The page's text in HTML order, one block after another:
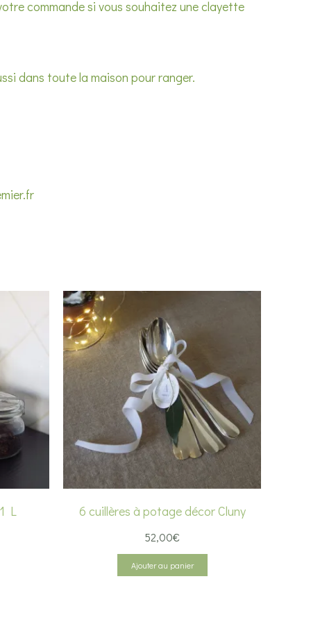
commande si vous souhaitez une clayette
dans toute la maison pour ranger.
L 6 cuillères à potage décor Cluny
52,00€
Ajouter au panier